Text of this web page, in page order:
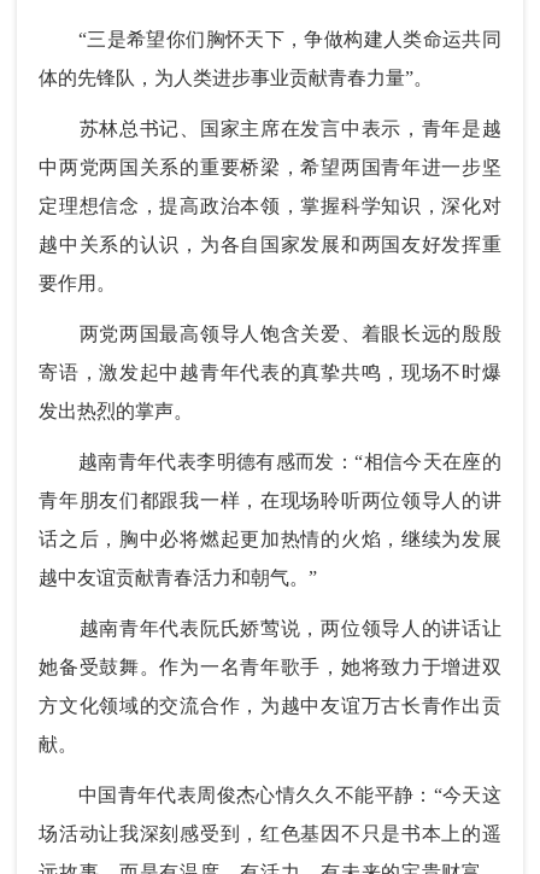
“三是希望你们胸怀天下，争做构建人类命运共同
体的先锋队，为人类进步事业贡献青春力量”。
苏林总书记、国家主席在发言中表示，青年是越
中两党两国关系的重要桥梁，希望两国青年进一步坚
定理想信念，提高政治本领，掌握科学知识，深化对
越中关系的认识，为各自国家发展和两国友好发挥重
要作用。
两党两国最高领导人饱含关爱、着眼长远的殷殷
寄语，激发起中越青年代表的真挚共鸣，现场不时爆
发出热烈的掌声。
越南青年代表李明德有感而发：“相信今天在座的
青年朋友们都跟我一样，在现场聆听两位领导人的讲
话之后，胸中必将燃起更加热情的火焰，继续为发展
越中友谊贡献青春活力和朝气。”
越南青年代表阮氏娇莺说，两位领导人的讲话让
她备受鼓舞。作为一名青年歌手，她将致力于增进双
方文化领域的交流合作，为越中友谊万古长青作出贡
献。
中国青年代表周俊杰心情久久不能平静：“今天这
场活动让我深刻感受到，红色基因不只是书本上的遥